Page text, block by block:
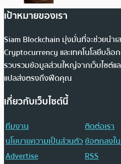
เป้าหมายของเรา
Siam Blockchain มุ่งมั่นที่จะช่วยนำ
Cryptocurrency และเทคโนโลยีบล็อ
รวบรวมข้อมูลส่วนใหญ่จากเว็บไซต์แ
แปลส่งตรงถึงฟีดคุณ
เกี่ยวกับเว็บไซต์นี้
ทีมงาน
ติดต่อเรา
นโยบายความเป็นส่วนตัวข้อตกลงใ
Advertise
RSS